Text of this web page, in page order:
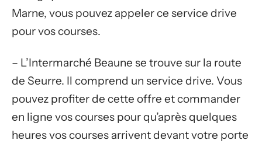
Marne, vous pouvez appeler ce service drive
pour vos courses.
– L’Intermarché Beaune se trouve sur la route
de Seurre. Il comprend un service drive. Vous
pouvez profiter de cette offre et commander
en ligne vos courses pour qu’après quelques
heures vos courses arrivent devant votre porte